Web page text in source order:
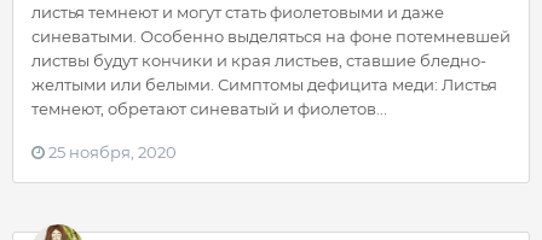
листья темнеют и могут стать фиолетовыми и даже
синеватыми. Особенно выделяться на фоне потемневшей
листвы будут кончики и края листьев, ставшие бледно-
желтыми или белыми. Симптомы дефицита меди: Листья
темнеют, обретают синеватый и фиолетов...
25 ноября, 2020